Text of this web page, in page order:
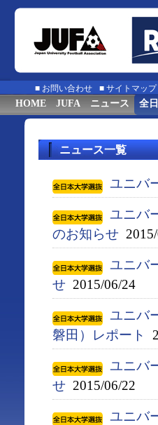
■ お問い合わせ ■ サイトマップ
HOME JUFA ニュース 全
ニュース一覧
ユニバ
ユニバ
のお知らせ
ユニバ
せ 2015/06/24
ユニバ
磐田）レポート
ユニバ
せ 2015/06/22
ユニバ